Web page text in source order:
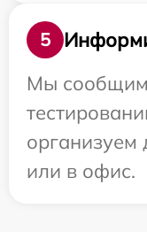
5
Мы
организуем
или в офис.